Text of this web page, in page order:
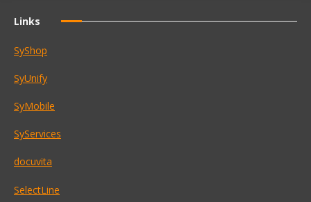
Links
SyShop
SyUnify
SyMobile
SyServices
docuvita
SelectLine